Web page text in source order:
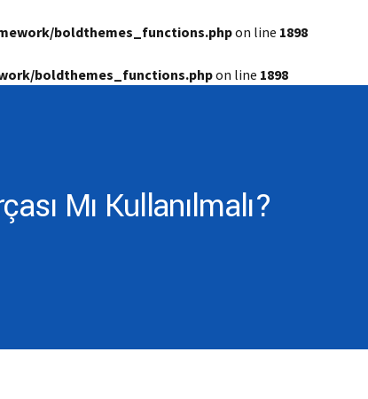
boldthemes_functions.phpon line 1898
boldthemes_functions.phpon line 1898
Mı Kullanılmalı?